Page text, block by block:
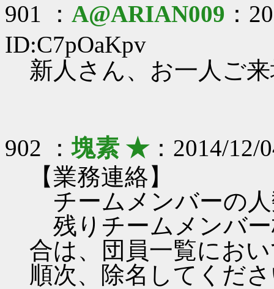
901 ： A@ARIAN009 ：
ID:C7pOaKpv
新人さん、お一人ご
902 ：塊素 ★：2014/12/
【業務連絡】
チームメンバーの
残りチームメンバ
合は、団員一覧にお
順次、除名してくだ